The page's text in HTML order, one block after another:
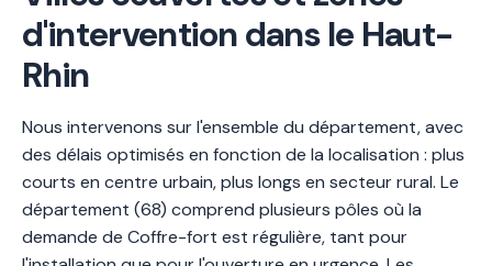
d'intervention dans le Haut-
Rhin
Nous intervenons sur l'ensemble du département, avec
des délais optimisés en fonction de la localisation : plus
courts en centre urbain, plus longs en secteur rural. Le
département (68) comprend plusieurs pôles où la
demande de Coffre-fort est régulière, tant pour